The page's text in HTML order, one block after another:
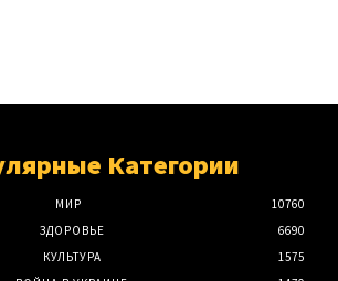
Категории
МИР
10760
ЗДОРОВЬЕ
6690
КУЛЬТУРА
1575